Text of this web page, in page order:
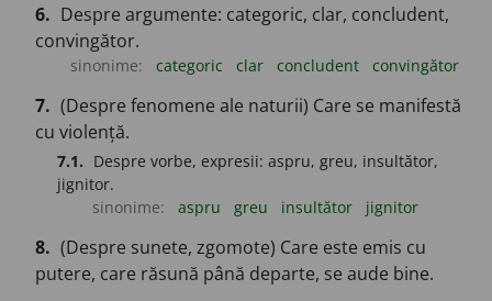
6. Despre argumente: categoric, clar, concludent,
convingător.
sinonime: categoric clar concludent convingător
7. (Despre fenomene ale naturii) Care se manifestă
cu violență.
7.1. Despre vorbe, expresii: aspru, greu, insultător,
jignitor.
sinonime:
aspru greu insultător jignitor
8. (Despre sunete, zgomote) Care este emis cu
putere, care răsună până departe, se aude bine.